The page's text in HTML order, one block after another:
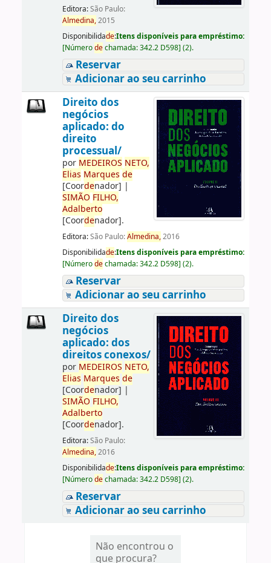
Editora:São Paulo:
Almedina,2015
Disponibilidade:Itens disponíveis para empréstimo:
[Númerodechamada:342.2 D598] (2).
Reservar
Adicionar ao seu carrinho
Direito dos
negócios
aplicado: do
direito
processual/
por MEDEIROS NETO,
Elias Marques de
[Coordenador] |
SIMÃO FILHO,
Adalberto
[Coordenador].
Editora:São Paulo:Almedina,2016
Disponibilidade:Itens disponíveis para empréstimo:
[Númerodechamada:342.2 D598] (2).
Reservar
Adicionar ao seu carrinho
Direito dos
negócios
aplicado: dos
direitos conexos/
por MEDEIROS NETO,
Elias Marques de
[Coordenador] |
SIMÃO FILHO,
Adalberto
[Coordenador].
Editora:São Paulo:
Almedina,2016
Disponibilidade:Itens disponíveis para empréstimo:
[Númerodechamada:342.2 D598] (2).
Reservar
Adicionar ao seu carrinho
Não encontrou o
que procura?